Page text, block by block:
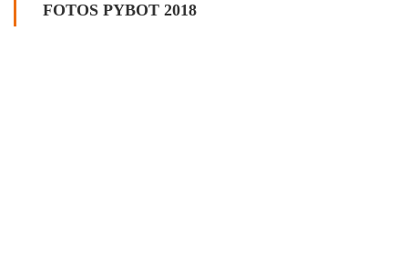
FOTOS PYBOT 2018